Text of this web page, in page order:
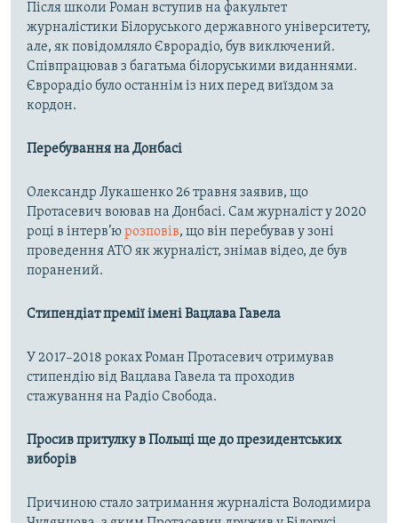
Після школи Роман вступив на факультет
журналістики Білоруського державного університету,
але, як повідомляло Єврорадіо, був виключений.
Співпрацював з багатьма білоруськими виданнями.
Єврорадіо було останнім із них перед виїздом за
кордон.
Перебування на Донбасі
Олександр Лукашенко 26 травня заявив, що
Протасевич воював на Донбасі. Сам журналіст у 2020
році в інтерв’юрозповів, що він перебував у зоні
проведення АТО як журналіст, знімав відео, де був
поранений.
Стипендіат премії імені Вацлава Гавела
У 2017–2018 роках Роман Протасевич отримував
стипендію від Вацлава Гавела та проходив
стажування на Радіо Свобода.
Просив притулку в Польщі ще до президентських
виборів
Причиною стало затримання журналіста Володимира